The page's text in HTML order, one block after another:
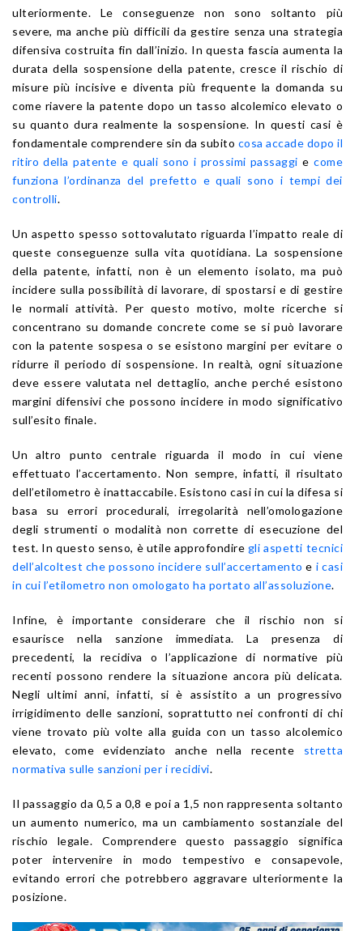
ulteriormente. Le conseguenze non sono soltanto più
severe, ma anche più difficili da gestire senza una strategia
difensiva costruita fin dall’inizio. In questa fascia aumenta la
durata della sospensione della patente, cresce il rischio di
misure più incisive e diventa più frequente la domanda su
come riavere la patente dopo un tasso alcolemico elevato o
su quanto dura realmente la sospensione. In questi casi è
fondamentale comprendere sin da subito cosa accade dopo il
ritiro della patente e quali sono i prossimi passaggi ecome
funziona l’ordinanza del prefetto e quali sono i tempi dei
controlli.
Un aspetto spesso sottovalutato riguarda l’impatto reale di
queste conseguenze sulla vita quotidiana. La sospensione
della patente, infatti, non è un elemento isolato, ma può
incidere sulla possibilità di lavorare, di spostarsi e di gestire
le normali attività. Per questo motivo, molte ricerche si
concentrano su domande concrete come se si può lavorare
con la patente sospesa o se esistono margini per evitare o
ridurre il periodo di sospensione. In realtà, ogni situazione
deve essere valutata nel dettaglio, anche perché esistono
margini difensivi che possono incidere in modo significativo
sull’esito finale.
Un altro punto centrale riguarda il modo in cui viene
effettuato l’accertamento. Non sempre, infatti, il risultato
dell’etilometro è inattaccabile. Esistono casi in cui la difesa si
basa su errori procedurali, irregolarità nell’omologazione
degli strumenti o modalità non corrette di esecuzione del
test. In questo senso, è utile approfondire gli aspetti tecnici
dell’alcoltest che possono incidere sull’accertamento e i casi
in cui l’etilometro non omologato ha portato all’assoluzione.
Infine, è importante considerare che il rischio non si
esaurisce nella sanzione immediata. La presenza di
precedenti, la recidiva o l’applicazione di normative più
recenti possono rendere la situazione ancora più delicata.
Negli ultimi anni, infatti, si è assistito a un progressivo
irrigidimento delle sanzioni, soprattutto nei confronti di chi
viene trovato più volte alla guida con un tasso alcolemico
elevato, come evidenziato anche nella recente stretta
normativa sulle sanzioni per i recidivi.
Il passaggio da 0,5 a 0,8 e poi a 1,5 non rappresenta soltanto
un aumento numerico, ma un cambiamento sostanziale del
rischio legale. Comprendere questo passaggio significa
poter intervenire in modo tempestivo e consapevole,
evitando errori che potrebbero aggravare ulteriormente la
posizione.